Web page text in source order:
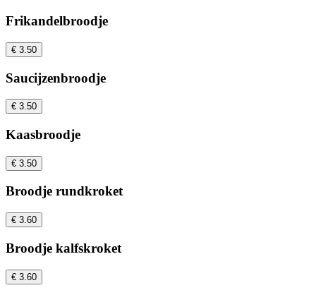
Frikandelbroodje
€ 3.50
Saucijzenbroodje
€ 3.50
Kaasbroodje
€ 3.50
Broodje rundkroket
€ 3.60
Broodje kalfskroket
€ 3.60